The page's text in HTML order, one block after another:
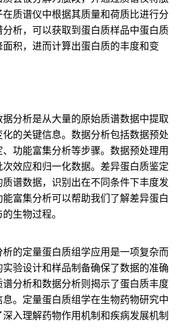
质谱仪中根据其质量和荷质比进行分
析，可以获取到蛋白质样品中蛋白质
积，进而计算出蛋白质的丰度和变
分析是从大量的原始质谱数据中提取
的关键信息。数据分析包括数据预处
功能富集分析等步骤。数据预处理用
效应和归一化数据。差异蛋白质鉴定
谱数据，识别出在不同条件下丰度发
富集分析可以帮助我们了解差异蛋白
生物过程。
的定量蛋白质组学应用是一项复杂而
验设计和样品制备确保了数据的准确
分析和数据分析则揭示了蛋白质丰度
。定量蛋白质组学在生物药物研究中
入理解药物作用机制和疾病发展机制